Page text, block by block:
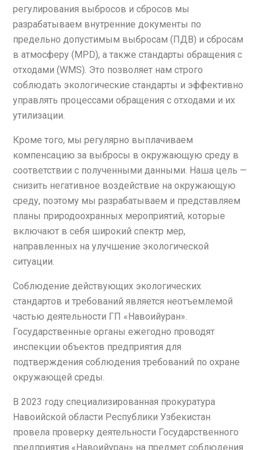
регулирования выбросов и сбросов мы
разрабатываем внутренние документы по
предельно допустимым выбросам (ПДВ) и сбросам
в атмосферу (MPD), а также стандарты обращения с
отходами (WMS). Это позволяет нам строго
соблюдать экологические стандарты и эффективно
управлять процессами обращения с отходами и их
утилизации.
Кроме того, мы регулярно выплачиваем
компенсацию за выбросы в окружающую среду в
соответствии с полученными данными. Наша цель —
снизить негативное воздействие на окружающую
среду, поэтому мы разрабатываем и представляем
планы природоохранных мероприятий, которые
включают в себя широкий спектр мер,
направленных на улучшение экологической
ситуации.
Соблюдение действующих экологических
стандартов и требований является неотъемлемой
частью деятельности ГП «Навоийуран».
Государственные органы ежегодно проводят
инспекции объектов предприятия для
подтверждения соблюдения требований по охране
окружающей среды.
В 2023 году специализированная прокуратура
Навоийской области Республики Узбекистан
провела проверку деятельности Государственного
предприятия «Навоийуран» на предмет соблюдения